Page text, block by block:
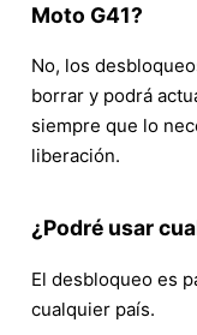
Moto G41?
No, los
borrar y podrá
siempre que lo
liberación.
¿Podré usar
El desbloqueo es
cualquier país.